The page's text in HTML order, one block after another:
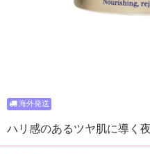
ハリ感のあるツヤ肌に導く